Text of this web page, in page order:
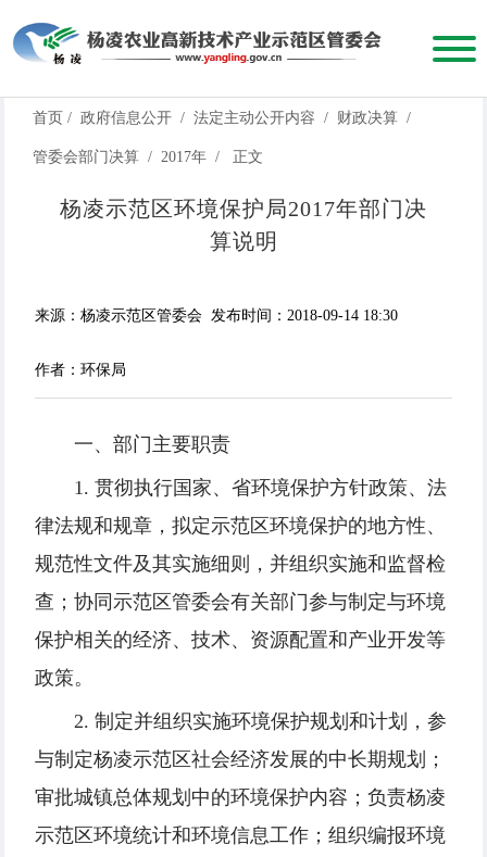
首页 / 政府信息公开 / 法定主动公开内容 / 财政决算 /
管委会部门决算 / 2017年 / 正文
杨凌示范区环境保护局2017年部门决
算说明
来源：杨凌示范区管委会 发布时间：2018-09-14 18:30
作者：环保局
一、部门主要职责
1. 贯彻执行国家、省环境保护方针政策、法
律法规和规章，拟定示范区环境保护的地方性、
规范性文件及其实施细则，并组织实施和监督检
查；协同示范区管委会有关部门参与制定与环境
保护相关的经济、技术、资源配置和产业开发等
政策。
2. 制定并组织实施环境保护规划和计划，参
与制定杨凌示范区社会经济发展的中长期规划；
审批城镇总体规划中的环境保护内容；负责杨凌
示范区环境统计和环境信息工作；组织编报环境